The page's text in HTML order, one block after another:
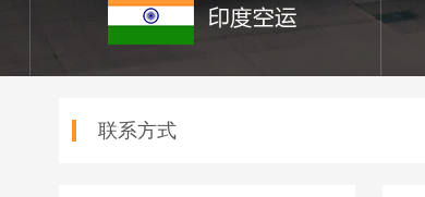
联系方式